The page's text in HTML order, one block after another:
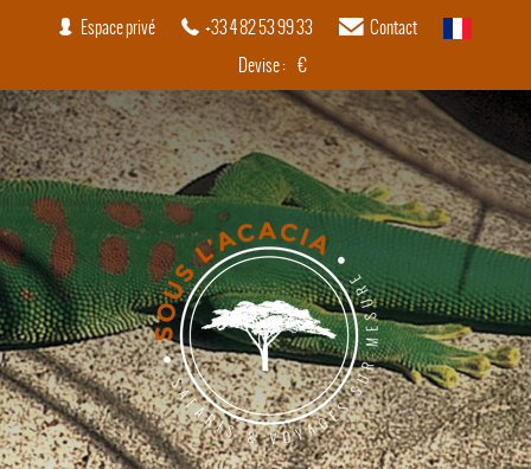
Espace privé +33 4 82 53 99 33 Contact
Devise : €